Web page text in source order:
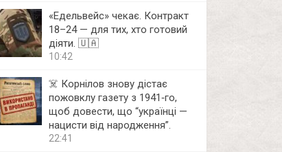
«Едельвейс» чекає. Контракт
18–24 — для тих, хто готовий
діяти. 🇺🇦
10:42
☠️ Корнілов знову дістає
пожовклу газету з 1941‑го,
щоб довести, що “українці —
нацисти від народження”.
22:41